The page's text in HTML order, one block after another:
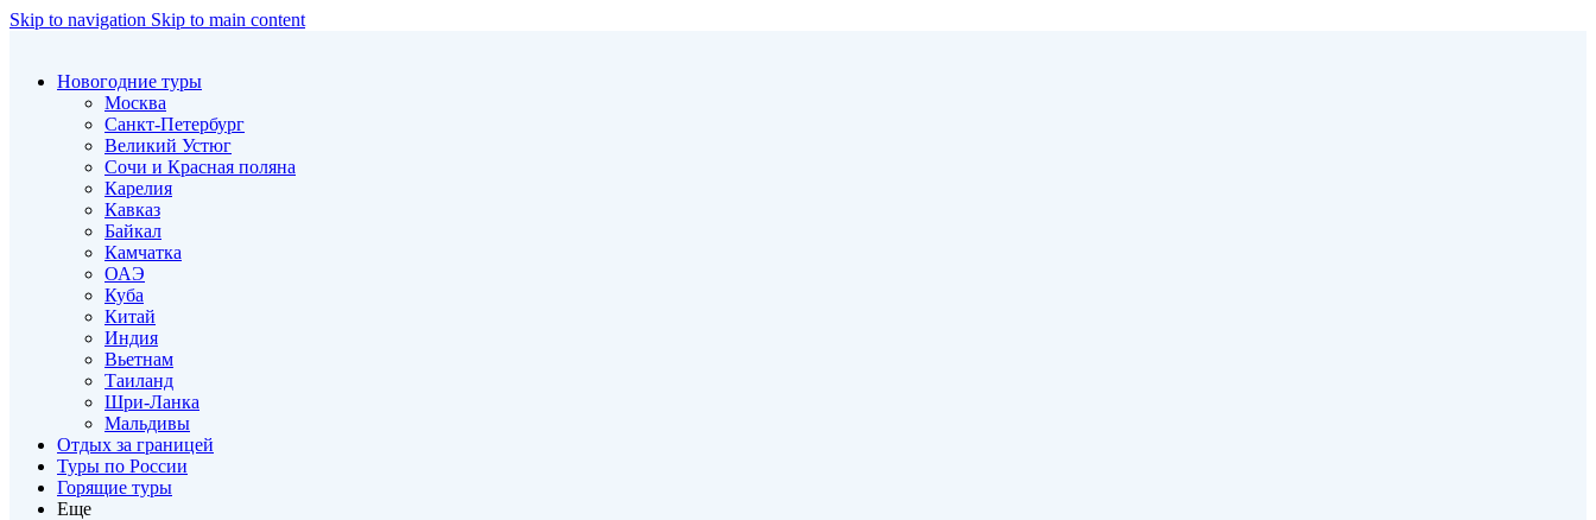
Skip to navigation Skip to main content
Новогодние туры
Москва
Санкт-Петербург
Великий Устюг
Сочи и Красная поляна
Карелия
Кавказ
Байкал
Камчатка
ОАЭ
Куба
Китай
Индия
Вьетнам
Таиланд
Шри-Ланка
Мальдивы
Отдых за границей
Туры по России
Горящие туры
Еще